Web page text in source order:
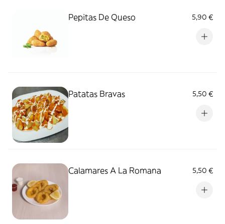
Pepitas De Queso 5,90 €
Patatas Bravas 5,50 €
Calamares A La Romana 5,50 €